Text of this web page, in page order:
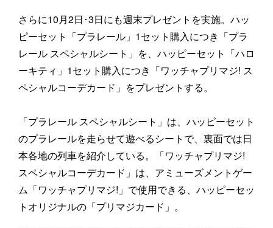
さらに10月2日･3日にも週末プレゼントを実施。ハッ
ピーセット「プラレール」1セット購入につき「プラ
レール スペシャルシート」を、ハッピーセット「ハロ
ーキティ」1セット購入につき「ワッチャプリマジ! ス
ペシャルコーデカード」をプレゼントする。
「プラレール スペシャルシート」は、ハッピーセット
のプラレールを走らせて遊べるシートで、裏面では日
本各地の列車を紹介している。「ワッチャプリマジ!
スペシャルコーデカード」は、アミューズメントゲー
ム「ワッチャプリマジ!」で使用できる、ハッピーセッ
トオリジナルの「プリマジカード」。